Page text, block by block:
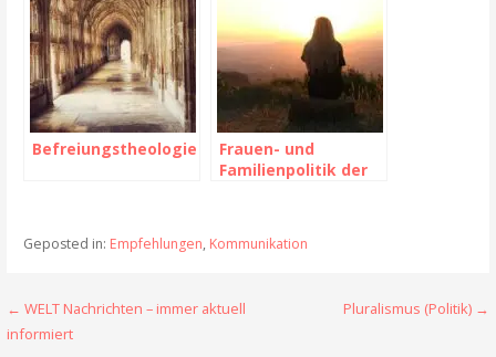
Befreiungstheologie
Frauen- und
Familienpolitik der
Geposted in: Empfehlungen, Kommunikation
B
← WELT Nachrichten – immer aktuell
informiert
Pluralismus (Politik) →